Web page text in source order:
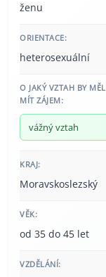
ženu
ORIENTACE:
heterosexuální
O JAKÝ VZTAH BY MĚL
MÍT ZÁJEM:
vážný vztah
KRAJ:
Moravskoslezský
VĚK:
od 35 do 45 let
VZDĚLÁNÍ: